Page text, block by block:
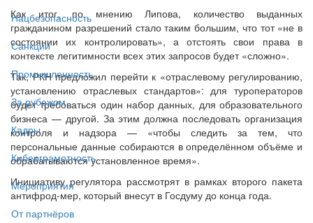
Нацбезопасность
Санкции
Промышленность
За рубежом
Кадры
Киберграмотность
Мероприятия
От партнёров
Как итог, по мнению Липова, количество выданных
гражданином разрешений стало таким большим, что тот «не в
состоянии их контролировать», а отстоять свои права в
контексте легитимности всех этих запросов будет «сложно».
Так, РКН предложил перейти к «отраслевому регулированию,
установлению отраслевых стандартов»: для туроператоров
будет требоваться один набор данных, для образовательного
бизнеса — другой. За этим должна последовать организация
контроля и надзора — «чтобы следить за тем, что
персональные данные собираются в определённом объёме и
обрабатываются установленное время».
Инициативу регулятора рассмотрят в рамках второго пакета
антифрод-мер, который внесут в Госдуму до конца года.